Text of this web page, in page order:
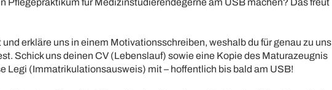
Pflegepraktikum für Medizinstudierendegerne am USB machen? Das freut
erkläre uns in einem Motivationsschreiben, weshalb du für genau zu uns
Schick uns deinen CV (Lebenslauf) sowie eine Kopie des Maturazeugnis
Legi (Immatrikulationsausweis) mit – hoffentlich bis bald am USB!